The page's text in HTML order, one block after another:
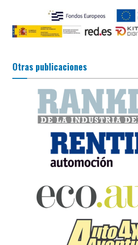
Otras publicaciones